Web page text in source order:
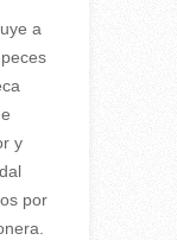
a
y
por